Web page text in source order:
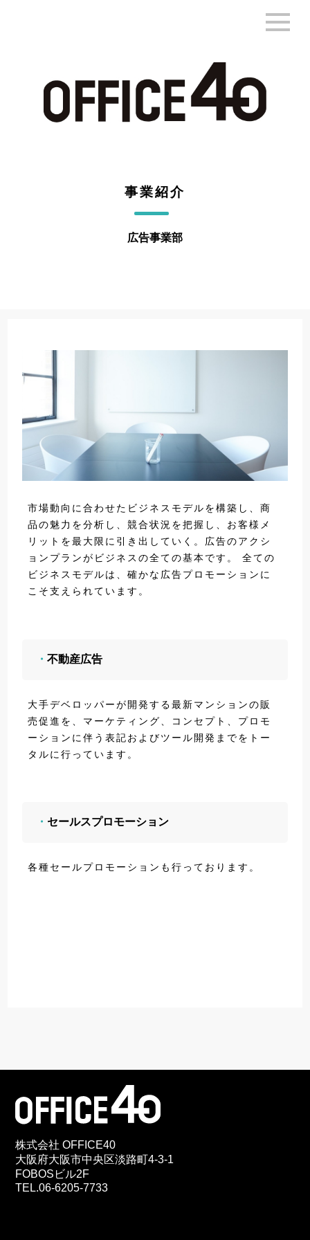
事業紹介
広告事業部
市場動向に合わせたビジネスモデルを構築し、商
品の魅力を分析し、競合状況を把握し、お客様メ
リットを最大限に引き出していく。広告のアクシ
ョンプランがビジネスの全ての基本です。 全ての
ビジネスモデルは、確かな広告プロモーションに
こそ支えられています。
・ 不動産広告
大手デベロッパーが開発する最新マンションの販
売促進を、マーケティング、コンセプト、プロモ
ーションに伴う表記およびツール開発までをトー
タルに行っています。
・ セールスプロモーション
各種セールプロモーションも行っております。
株式会社 OFFICE40
大阪府大阪市中央区淡路町4-3-1
FOBOSビル2F
TEL.06-6205-7733